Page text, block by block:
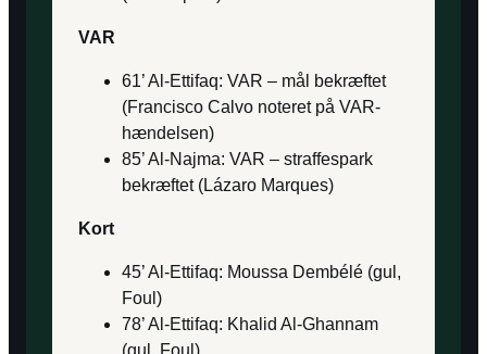
VAR
61’ Al-Ettifaq: VAR – mål bekræftet
(Francisco Calvo noteret på VAR-
hændelsen)
85’ Al-Najma: VAR – straffespark
bekræftet (Lázaro Marques)
Kort
45’ Al-Ettifaq: Moussa Dembélé (gul,
Foul)
78’ Al-Ettifaq: Khalid Al-Ghannam
(gul, Foul)